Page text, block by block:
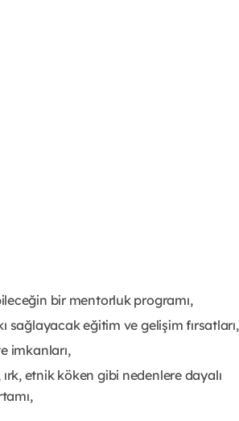
bir mentorluk programı,
sağlayacak eğitim ve gelişim fırsatları,
imkanları,
etnik köken gibi nedenlere dayalı